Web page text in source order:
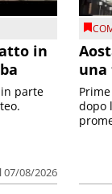
in
07/08/2026
parte
una
dopo